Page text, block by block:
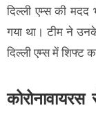
दिल्ली एम्स की मदद
गया था। टीम ने
दिल्ली एम्स में शिफ्ट